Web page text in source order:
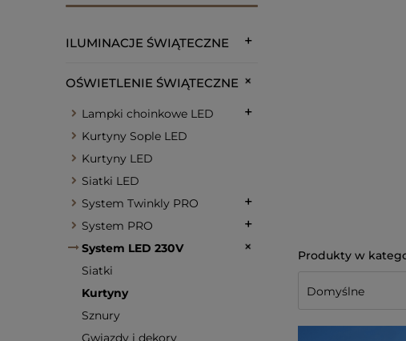
ILUMINACJE ŚWIĄTECZNE
OŚWIETLENIE ŚWIĄTECZNE
Lampki choinkowe LED
Kurtyny Sople LED
Kurtyny LED
Siatki LED
System Twinkly PRO
System PRO
System LED 230V
Siatki
Kurtyny
Sznury
Gwiazdy i dekory